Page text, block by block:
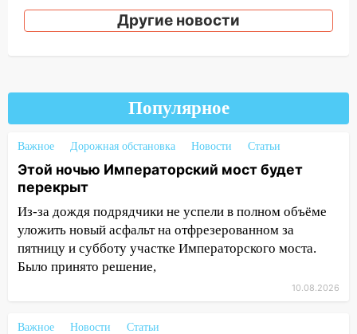
12:46 Масштабные поиски на Волге: в
Ульяновской области продолжают
11:53 Стало известно о состоянии
девочки, которую зажало между
автомобилем и перилами во время
«пьяного» ДТП на Федерации
11:29 Сергей Клопков назначен
начальником управления
административно-технического
контроля администрации Ульяновска
11:12 В Ульяновской области в огне
погиб один человек
ранения после атаки беспилотников на
Другие новости
Популярное
Важное Дорожная обстановка Новости Статьи
Этой ночью Императорский мост будет
перекрыт
Из-за дождя подрядчики не успели в полном объёме
уложить новый асфальт на отфрезерованном за
пятницу и субботу участке Императорского моста.
Было принято решение,
10.08.2026
Важное Новости Статьи